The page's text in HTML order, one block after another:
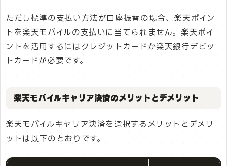
ただし標準の支払い方法が口座振替の場合、楽天ポイン
トを楽天モバイルの支払いに当てられません。楽天ポイ
ントを活用するにはクレジットカードか楽天銀行デビッ
トカードが必要です。
楽天モバイルキャリア決済のメリットとデメリット
楽天モバイルキャリア決済を選択するメリットとデメリ
ットは以下のとおりです。